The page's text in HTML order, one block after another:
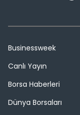
Businessweek
Canlı Yayın
Borsa Haberleri
Dünya Borsaları